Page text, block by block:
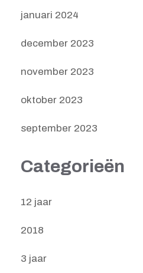
januari 2024
december 2023
november 2023
oktober 2023
september 2023
Categorieën
12 jaar
2018
3 jaar